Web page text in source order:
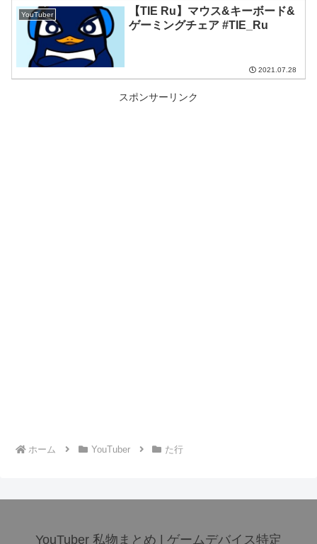
YouTuber
【TIE Ru】マウス&キーボード&
ゲーミングチェア #TIE_Ru
2021.07.28
スポンサーリンク
ホーム YouTuber た行
YouTuber 私物まとめ | ゲームデバイス特定